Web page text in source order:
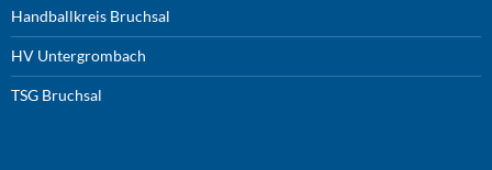
Handballkreis Bruchsal
HV Untergrombach
TSG Bruchsal